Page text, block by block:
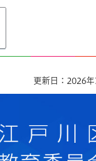
更新日：2026年